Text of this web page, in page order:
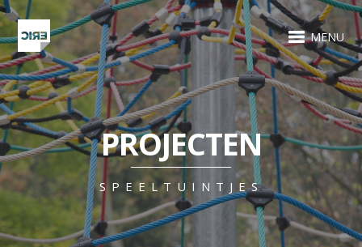
MENU
PROJECTEN
SPEELTUINTJES